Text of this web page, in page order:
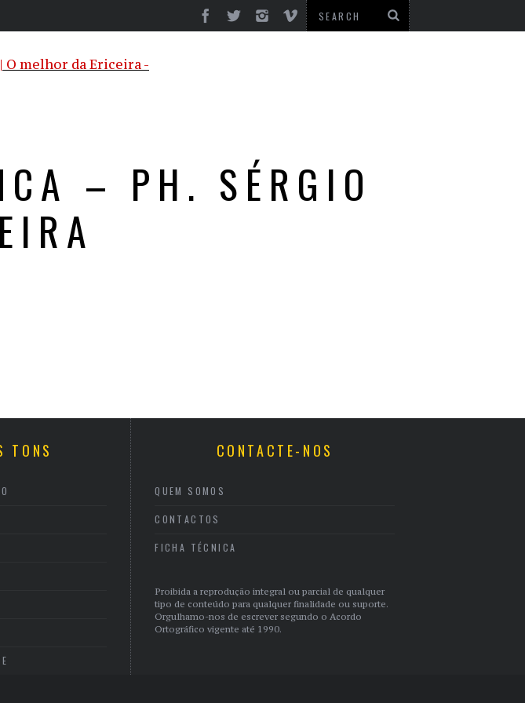
– PH. SÉRGIO
TONS CONTACTE-NOS
QUEM SOMOS
CONTACTOS
FICHA TÉCNICA
Proibida a reprodução integral ou parcial de qualquer
tipo de conteúdo para qualquer finalidade ou suporte.
Orgulhamo-nos de escrever segundo o Acordo
Ortográfico vigente até 1990.